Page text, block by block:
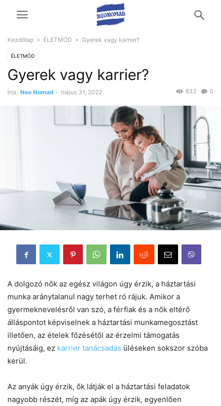
Kezdőlap ÉLETMÓD Gyerek vagy karrier?
ÉLETMÓD
Gyerek vagy karrier?
Írta: Neo Nomad - május 31, 2022 0
832
A dolgozó nők az egész világon úgy érzik, a háztartási
munka aránytalanul nagy terhet ró rájuk. Amikor a
gyermeknevelésről van szó, a férfiak és a nők eltérő
álláspontot képviselnek a háztartási munkamegosztást
illetően, az ételek főzésétől az érzelmi támogatás
nyújtásáig, ez karrier tanácsadás üléseken sokszor szóba
kerül.
Az anyák úgy érzik, ők látják el a háztartási feladatok
nagyobb részét, míg az apák úgy érzik, egyenlően